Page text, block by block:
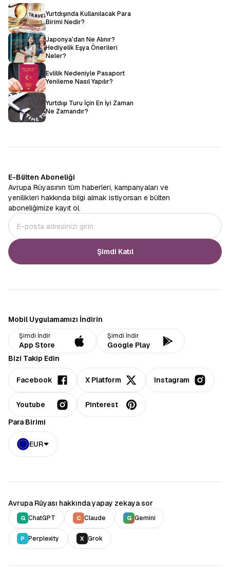
Yurtdışında Kullanılacak Para
Birimi Nedir?
Japonya'dan Ne Alınır?
Hediyelik Eşya Önerileri
Neler?
Evlilik Nedeniyle Pasaport
Yenileme Nasıl Yapılır?
Yurtdışı Turu İçin En İyi Zaman
Ne Zamandır?
E-Bülten Aboneliği
Avrupa Rüyasının tüm haberleri, kampanyaları ve
yenilikleri hakkında bilgi almak istiyorsan e bülten
aboneliğimize kayıt ol.
Şimdi Katıl
Mobil Uygulamamızı İndirin
Şimdi İndir
App Store
Şimdi İndir
Google Play
Bizi Takip Edin
Facebook X Platform Instagram
Youtube
Pinterest
Para Birimi
EUR
Avrupa Rüyası hakkında yapay zekaya sor
G ChatGPT C Claude G Gemini
P Perplexity X Grok